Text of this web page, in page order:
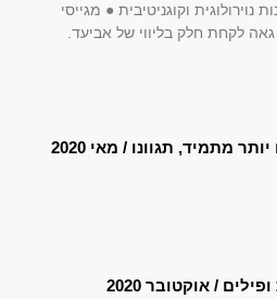
וקוגניטיבית ● מגייסי
לקחת חלק בליווי של אביעד.
מתמיד, תגוונו / מאי 2020
/ אוקטובר 2020